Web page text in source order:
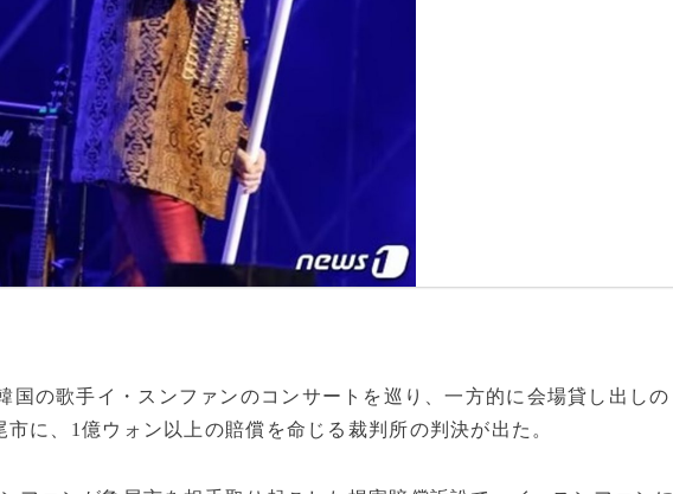
国の歌手イ・スンファンのコンサートを巡り、一方的に会場貸し出しの
に、1億ウォン以上の賠償を命じる裁判所の判決が出た。